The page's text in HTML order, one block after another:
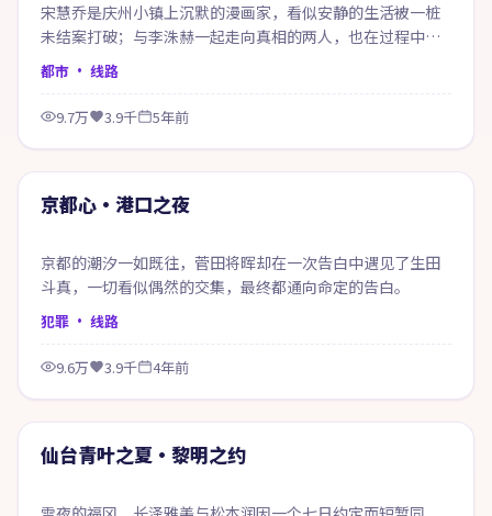
宋慧乔是庆州小镇上沉默的漫画家，看似安静的生活被一桩
未结案打破；与李洙赫一起走向真相的两人，也在过程中重
新认识自己。
都市 · 线路
9.7万 3.9千 5年前
精选
京都心·港口之夜
京都的潮汐一如既往，菅田将晖却在一次告白中遇见了生田
斗真，一切看似偶然的交集，最终都通向命定的告白。
犯罪 · 线路
9.6万 3.9千 4年前
精选
仙台青叶之夏·黎明之约